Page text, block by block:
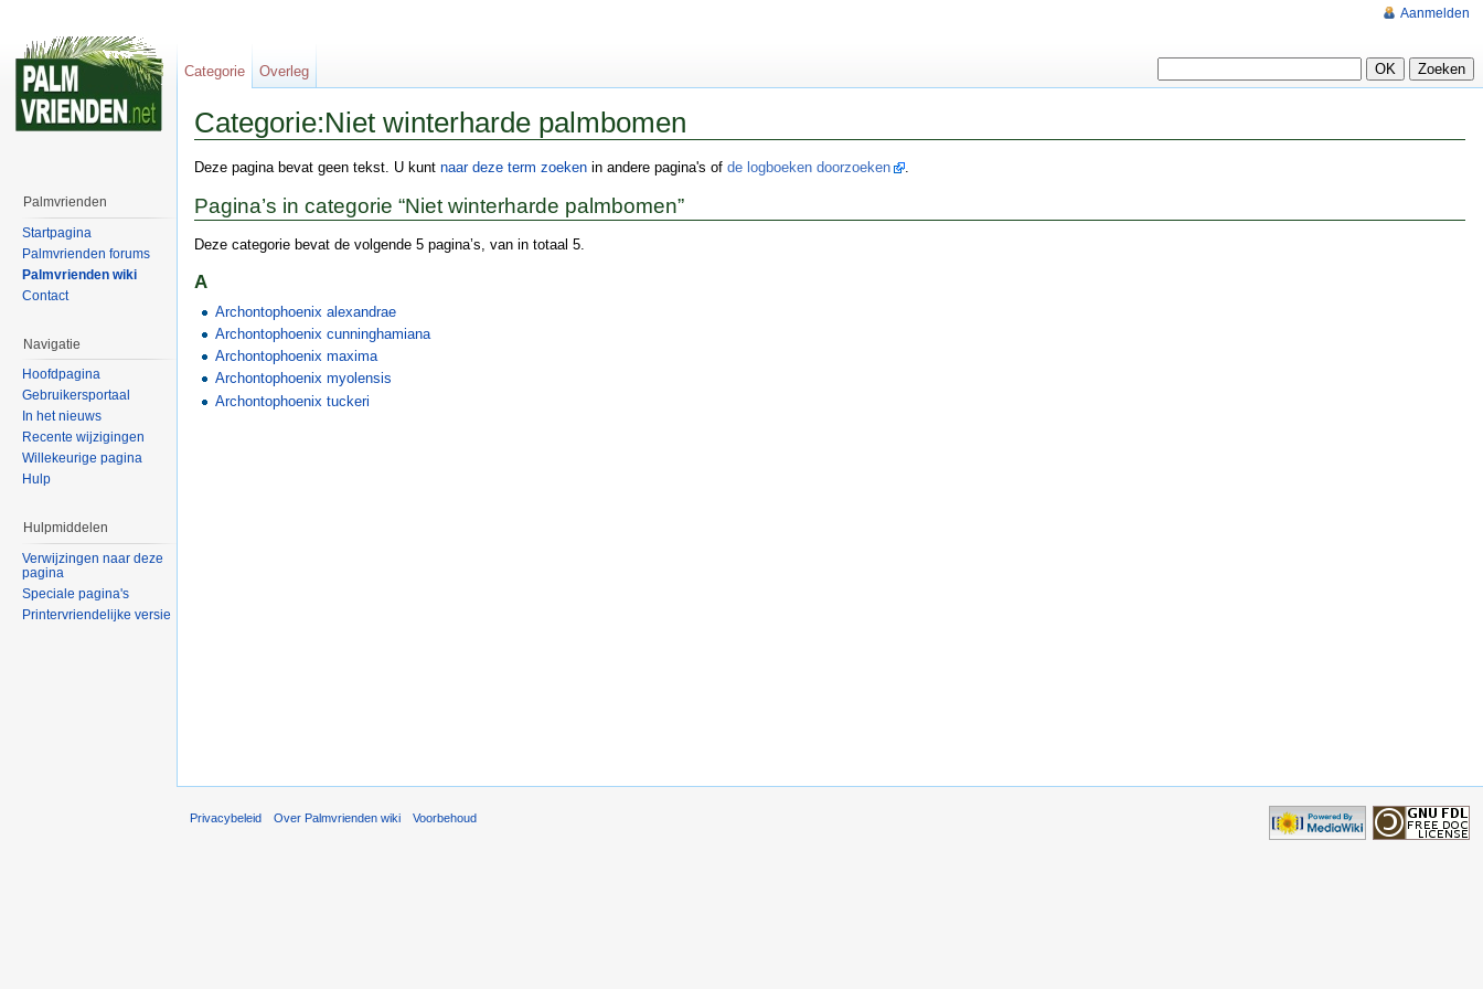
Categorie:Niet winterharde palmbomen
Deze pagina bevat geen tekst. U kunt naar deze term zoeken in andere pagina's of de logboeken doorzoeken .
Pagina’s in categorie “Niet winterharde palmbomen”
Deze categorie bevat de volgende 5 pagina’s, van in totaal 5.
A
Archontophoenix alexandrae
Archontophoenix cunninghamiana
Archontophoenix maxima
Archontophoenix myolensis
Archontophoenix tuckeri
Aanmelden
Categorie Overleg
Palmvrienden
Startpagina
Palmvrienden forums
Palmvrienden wiki
Contact
Navigatie
Hoofdpagina
Gebruikersportaal
In het nieuws
Recente wijzigingen
Willekeurige pagina
Hulp
Hulpmiddelen
Verwijzingen naar deze
pagina
Speciale pagina's
Printervriendelijke versie
Privacybeleid Over Palmvrienden wiki Voorbehoud